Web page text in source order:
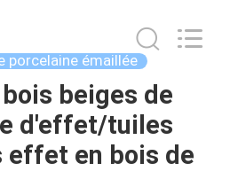
porcelaine émaillée
beiges de
d'effet/tuiles
effet en bois de